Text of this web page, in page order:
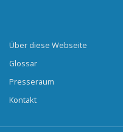
Über diese Webseite
Glossar
Presseraum
Kontakt